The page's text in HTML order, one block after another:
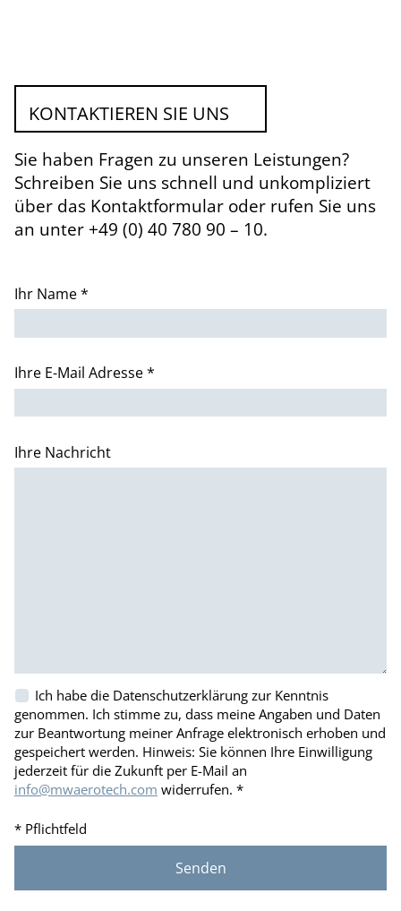
KONTAKTIEREN SIE UNS
Sie haben Fragen zu unseren Leistungen?
Schreiben Sie uns schnell und unkompliziert
über das Kontaktformular oder rufen Sie uns
an unter +49 (0) 40 780 90 – 10.
Ihr Name *
Ihre E-Mail Adresse *
Ihre Nachricht
Ich habe die Datenschutzerklärung zur Kenntnis
genommen. Ich stimme zu, dass meine Angaben und Daten
zur Beantwortung meiner Anfrage elektronisch erhoben und
gespeichert werden. Hinweis: Sie können Ihre Einwilligung
jederzeit für die Zukunft per E-Mail an
info@mwaerotech.com widerrufen. *
* Pflichtfeld